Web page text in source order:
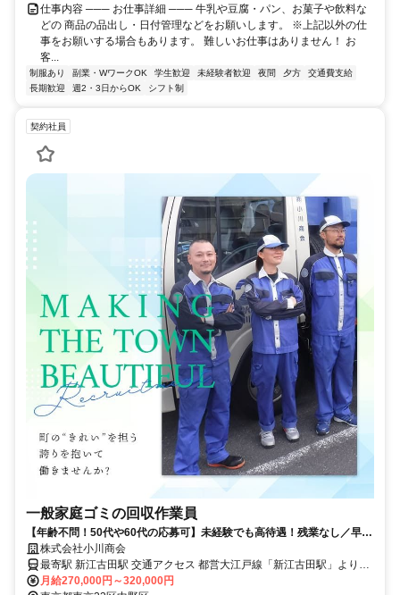
仕事内容 ─── お仕事詳細 ─── 牛乳や豆腐・パン、お菓子や飲料な
どの 商品の品出し・日付管理などをお願いします。 ※上記以外の仕
事をお願いする場合もあります。 難しいお仕事はありません！ お
客...
制服あり 副業・WワークOK 学生歓迎 未経験者歓迎 夜間 夕方
交通費支給
長期歓迎
週2・3日からOK シフト制
契約社員
一般家庭ゴミの回収作業員
【年齢不問！50代や60代の応募可】未経験でも高待遇！残業なし／早上
がりの場合も給与保証！
株式会社小川商会
最寄駅 新江古田駅 交通アクセス 都営大江戸線「新江古田駅」より徒
歩約5分
月給270,000円～320,000円